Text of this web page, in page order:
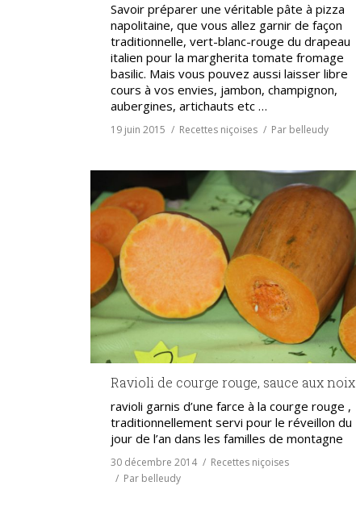
Savoir préparer une véritable pâte à pizza
napolitaine, que vous allez garnir de façon
traditionnelle, vert-blanc-rouge du drapeau
italien pour la margherita tomate fromage
basilic. Mais vous pouvez aussi laisser libre
cours à vos envies, jambon, champignon,
aubergines, artichauts etc …
19 juin 2015 Recettes niçoises Par belleudy
Ravioli de courge rouge, sauce aux noix
ravioli garnis d’une farce à la courge rouge ,
traditionnellement servi pour le réveillon du
jour de l’an dans les familles de montagne
30 décembre 2014
Recettes niçoises
Par belleudy